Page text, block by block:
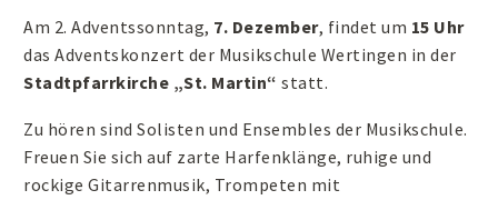
Am 2. Adventssonntag, 7. Dezember, findet um 15 Uhr
das Adventskonzert der Musikschule Wertingen in der
Stadtpfarrkirche „St. Martin“ statt.
Zu hören sind Solisten und Ensembles der Musikschule.
Freuen Sie sich auf zarte Harfenklänge, ruhige und
rockige Gitarrenmusik, Trompeten mit